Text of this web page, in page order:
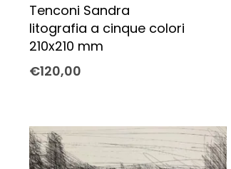
Tenconi Sandra
litografia a cinque colori
210x210 mm
€120,00